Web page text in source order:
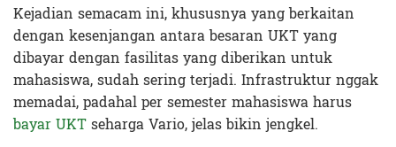
Kejadian semacam ini, khususnya yang berkaitan
dengan kesenjangan antara besaran UKT yang
dibayar dengan fasilitas yang diberikan untuk
mahasiswa, sudah sering terjadi. Infrastruktur nggak
memadai, padahal per semester mahasiswa harus
bayar UKTseharga Vario, jelas bikin jengkel.